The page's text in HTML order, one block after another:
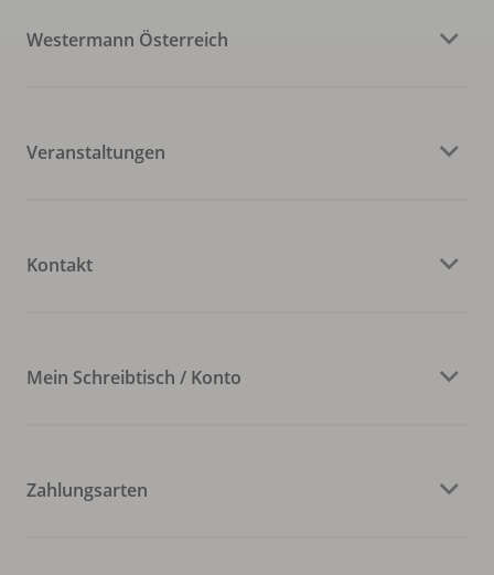
Westermann Österreich
Veranstaltungen
Kontakt
Mein Schreibtisch / Konto
Zahlungsarten